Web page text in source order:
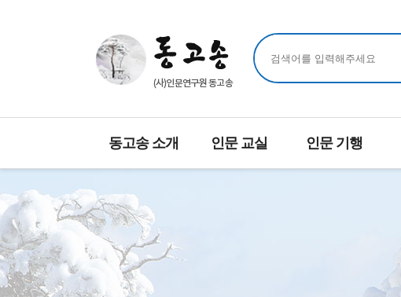
동고송 소개 인문 교실 인문 기행